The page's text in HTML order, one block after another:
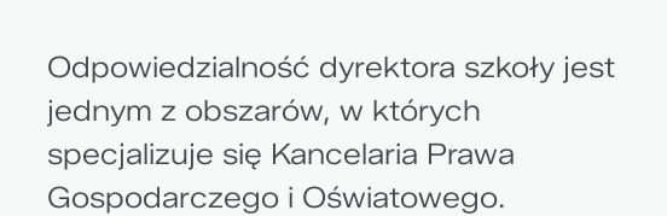
Odpowiedzialność dyrektora szkoły jest
jednym z obszarów, w których
specjalizuje się Kancelaria Prawa
Gospodarczego i Oświatowego.